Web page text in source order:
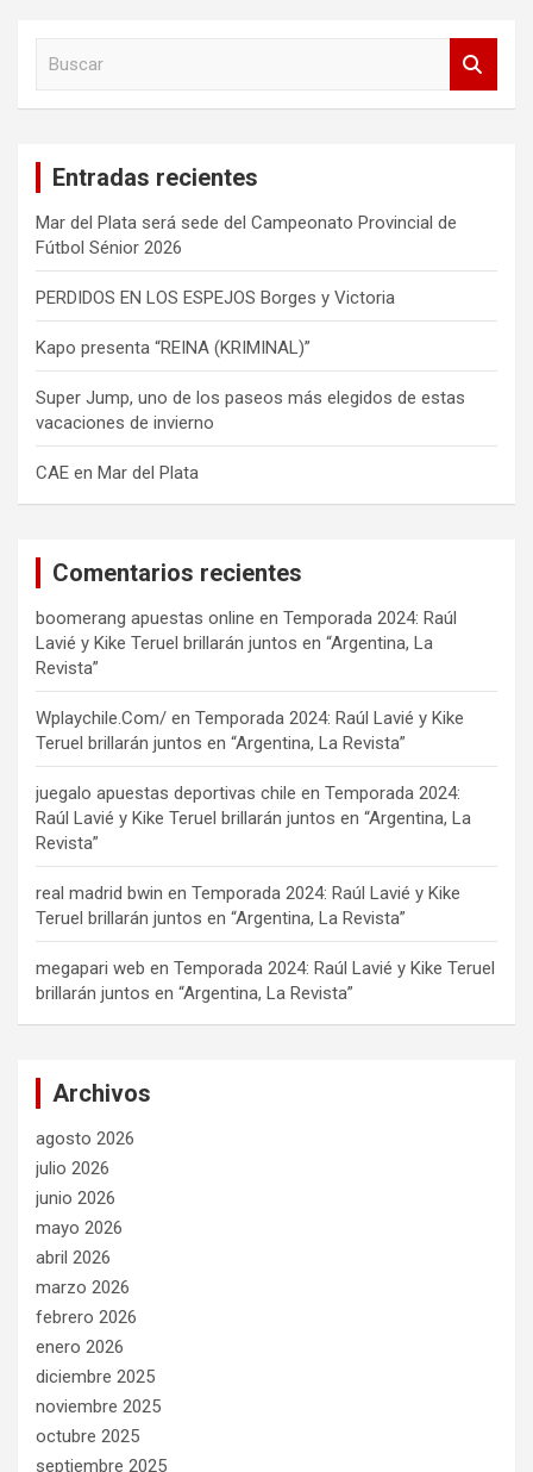
Entradas recientes
Mar del Plata será sede del Campeonato Provincial de
Fútbol Sénior 2026
PERDIDOS EN LOS ESPEJOS Borges y Victoria
Kapo presenta “REINA (KRIMINAL)”
Super Jump, uno de los paseos más elegidos de estas
vacaciones de invierno
CAE en Mar del Plata
Comentarios recientes
boomerang apuestas online en Temporada 2024: Raúl
Lavié y Kike Teruel brillarán juntos en “Argentina, La
Revista”
Wplaychile.Com/ en Temporada 2024: Raúl Lavié y Kike
Teruel brillarán juntos en “Argentina, La Revista”
juegalo apuestas deportivas chile en Temporada 2024:
Raúl Lavié y Kike Teruel brillarán juntos en “Argentina, La
Revista”
real madrid bwin en Temporada 2024: Raúl Lavié y Kike
Teruel brillarán juntos en “Argentina, La Revista”
megapari web en Temporada 2024: Raúl Lavié y Kike Teruel
brillarán juntos en “Argentina, La Revista”
Archivos
agosto 2026
julio 2026
junio 2026
mayo 2026
abril 2026
marzo 2026
febrero 2026
enero 2026
diciembre 2025
noviembre 2025
octubre 2025
septiembre 2025